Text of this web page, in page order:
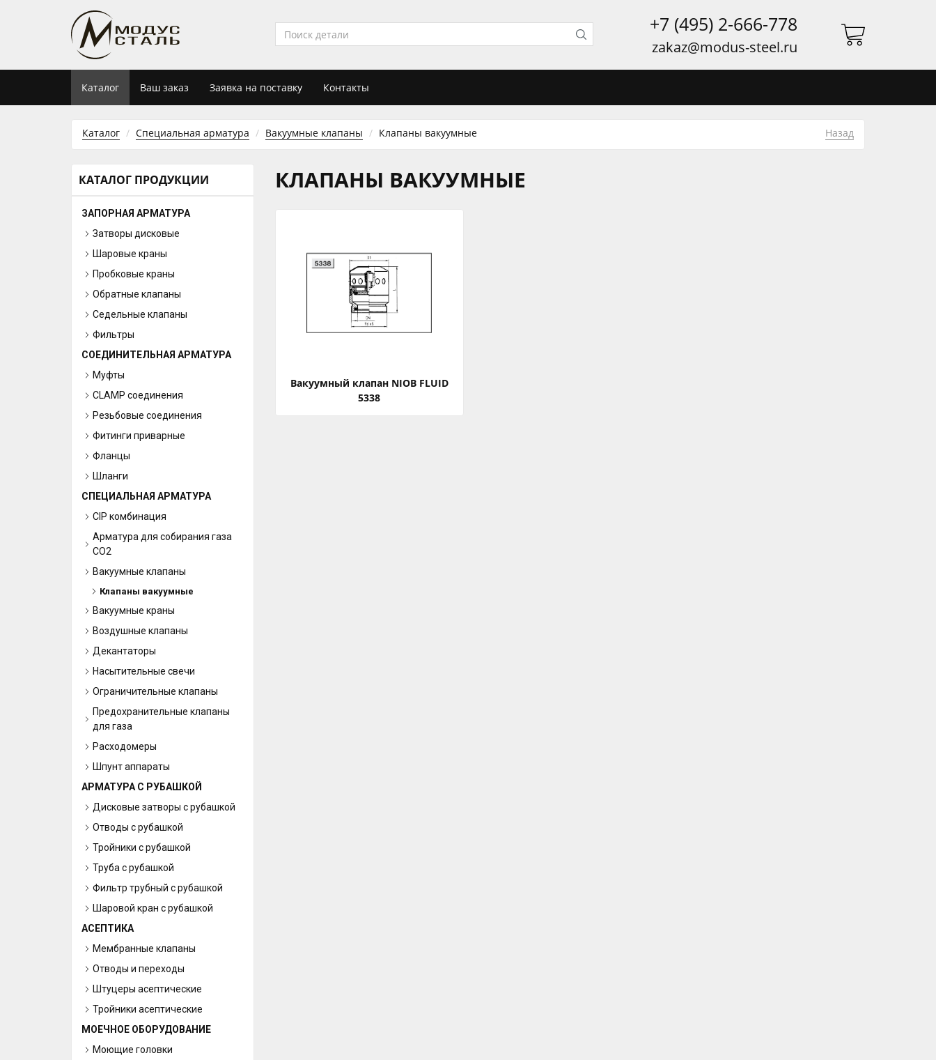
+7 (495) 2-666-778
zakaz@modus-steel.ru
Каталог Ваш заказ Заявка на поставку Контакты
Каталог Специальная арматура Вакуумные клапаны Клапаны вакуумные Назад
КАТАЛОГ ПРОДУКЦИИ
ЗАПОРНАЯ АРМАТУРА
Затворы дисковые
Шаровые краны
Пробковые краны
Обратные клапаны
Седельные клапаны
Фильтры
СОЕДИНИТЕЛЬНАЯ АРМАТУРА
Муфты
CLAMP соединения
Резьбовые соединения
Фитинги приварные
Фланцы
Шланги
СПЕЦИАЛЬНАЯ АРМАТУРА
CIP комбинация
Арматура для собирания газа
СО2
Вакуумные клапаны
Клапаны вакуумные
Вакуумные краны
Воздушные клапаны
Декантаторы
Насытительные свечи
Ограничительные клапаны
Предохранительные клапаны
для газа
Расходомеры
Шпунт аппараты
АРМАТУРА С РУБАШКОЙ
Дисковые затворы с рубашкой
Отводы с рубашкой
Тройники с рубашкой
Труба с рубашкой
Фильтр трубный с рубашкой
Шаровой кран с рубашкой
АСЕПТИКА
Мембранные клапаны
Отводы и переходы
Штуцеры асептические
Тройники асептические
МОЕЧНОЕ ОБОРУДОВАНИЕ
Моющие головки
КЛАПАНЫ ВАКУУМНЫЕ
Вакуумный клапан NIOB FLUID
5338